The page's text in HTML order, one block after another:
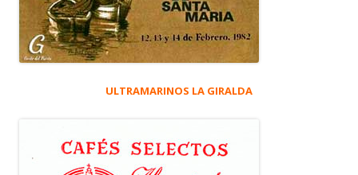
ULTRAMARINOS LA GIRALDA